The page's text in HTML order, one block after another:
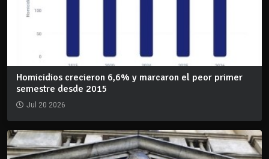
Homicidios crecieron 6,6% y marcaron el peor primer
semestre desde 2015
Jul 20 2026